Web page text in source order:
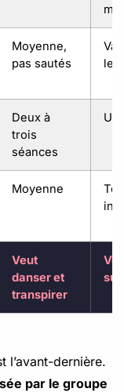
Moyenne,
pas sautés
le
Deux à
trois
séances
Moyenne
Veut
danser et
transpirer
sur
l’avant-dernière.
par le groupe